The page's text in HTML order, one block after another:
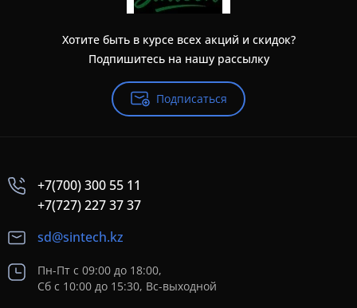
Хотите быть в курсе всех акций и скидок?
Подпишитесь на нашу рассылку
Подписаться
+7(700) 300 55 11
+7(727) 227 37 37
sd@sintech.kz
Пн-Пт с 09:00 до 18:00,
Сб с 10:00 до 15:30, Вс-выходной